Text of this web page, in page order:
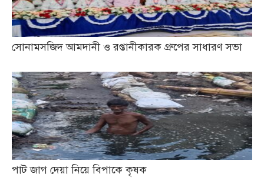
সোনামসজিদ আমদানী ও রপ্তানীকারক গ্রুপের সাধারণ সভা
পাট জাগ দেয়া নিয়ে বিপাকে কৃষক